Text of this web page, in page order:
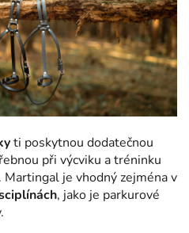
ti poskytnou dodatečnou
při výcviku a tréninku
je vhodný zejména v
, jako je parkurové